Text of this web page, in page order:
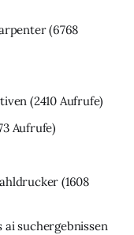
(6768
(2410 Aufrufe)
Aufrufe)
(1608
ai suchergebnissen